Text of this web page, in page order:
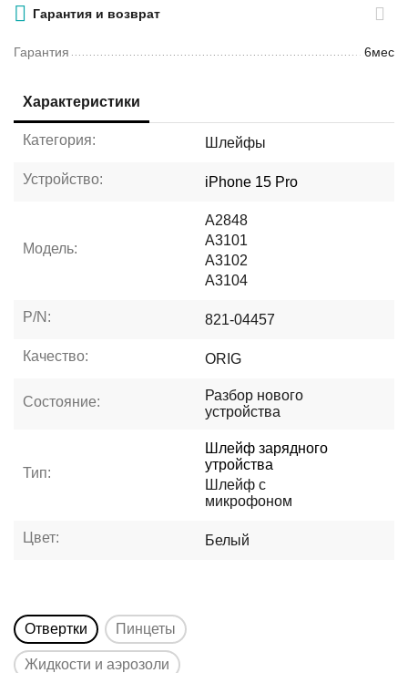
Гарантия и возврат
Гарантия 6мес
Характеристики
Категория: Шлейфы
Устройство: iPhone 15 Pro
Модель:
A2848
A3101
A3102
A3104
P/N: 821-04457
Качество: ORIG
Состояние:
Разбор нового
устройства
Тип:
Шлейф зарядного
утройства
Шлейф с
микрофоном
Цвет: Белый
Отвертки Пинцеты
Жидкости и аэрозоли